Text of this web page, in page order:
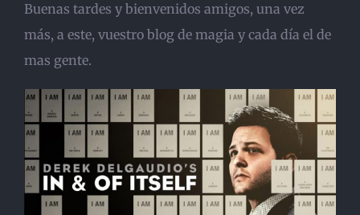
Buenas tardes y bienvenidos amigos, una vez
más, a este, vuestro blog de magia y cada día el de
mas gente.